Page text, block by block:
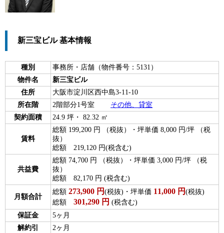
新三宝ビル 基本情報
種別
事務所・店舗（物件番号：5131）
物件名
新三宝ビル
住所
大阪市淀川区西中島3-11-10
所在階
2階部分1号室 その他、貸室
契約面積
24.9 坪・ 82.32 ㎡
賃料
総額 199,200 円 （税抜）・坪単価 8,000 円/坪 （税
抜）
総額 219,120 円(税含む)
共益費
総額 74,700 円 （税抜）・坪単価 3,000 円/坪 （税
抜）
総額 82,170 円 (税含む)
月額合計
総額 273,900 円 (税抜)・坪単価 11,000 円 (税抜)
総額 301,290 円 (税含む)
保証金
5ヶ月
解約引
2ヶ月